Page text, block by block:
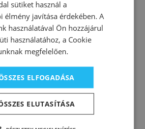
fényállóság
felületre elegendő 1 rétegben. A
a kezeléstől, a felület típusától,
és a kiválasztott
függ.
festék
sütiket használ a
élmény javítása érdekében. A
használatával Ön hozzájárul
használatához, a Cookie
megfelelően.
ELFOGADÁSA
ELUTASÍTÁSA